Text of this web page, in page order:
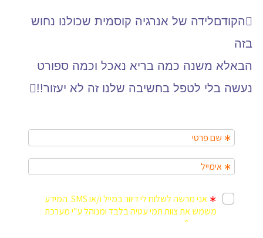
הקודםלידה של אנרגיה קוסמית שכולנו נחוש
בזה
הבאלא משנה כמה בריא נאכל וכמה ספורט
נעשה בלי לטפל בחשיבה שלנו זה לא יעזור!!